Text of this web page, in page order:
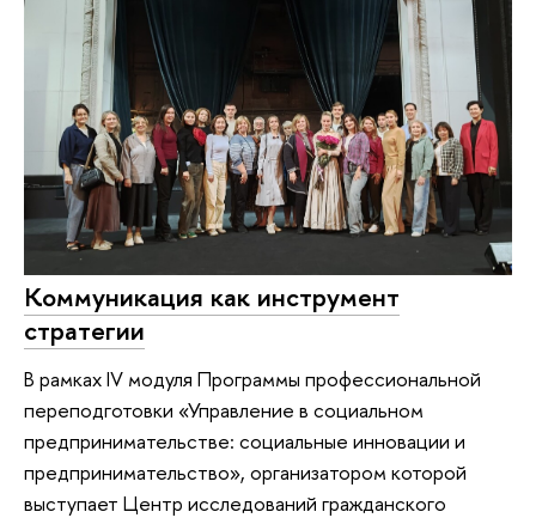
Коммуникация как инструмент
стратегии
В рамках IV модуля Программы профессиональной
переподготовки «Управление в социальном
предпринимательстве: социальные инновации и
предпринимательство», организатором которой
выступает Центр исследований гражданского